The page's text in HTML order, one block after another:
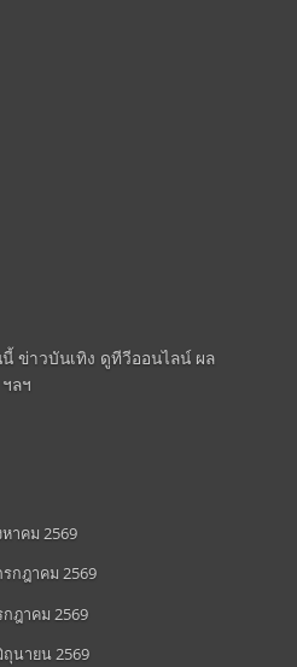
ข่าวบันเทิง ดูทีวีออนไลน์ ผล
ลฯ
าคม 2569
กฎาคม 2569
ฎาคม 2569
นายน 2569